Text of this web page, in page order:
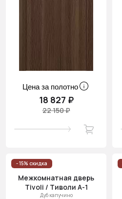
Цена за полотно
18 827 ₽
22 150 ₽
- 15% скидка
Межкомнатная дверь
Tivoli / Тиволи А-1
Дуб капучино